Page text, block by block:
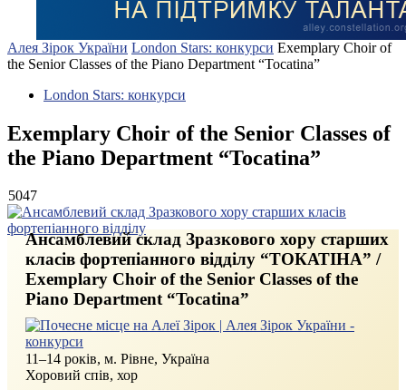
Алея Зірок України London Stars: конкурси Exemplary Choir of
the Senior Classes of the Piano Department “Tocatina”
London Stars: конкурси
Exemplary Choir of the Senior Classes of
the Piano Department “Tocatina”
5047
Ансамблевий склад Зразкового хору старших
класів фортепіанного відділу “ТОКАТІНА” /
Exemplary Choir of the Senior Classes of the
Piano Department “Tocatina”
11–14 років, м. Рівне, Україна
Хоровий спів, хор